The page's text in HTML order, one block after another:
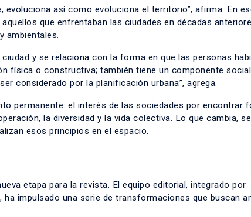
así como evoluciona el territorio”, afirma. En
que enfrentaban las ciudades en décadas
ambientales.
y se relaciona con la forma en que las personas
física o constructiva; también tiene un componente
considerado por la planificación urbana”, agrega.
permanente: el interés de las sociedades por encontrar
la diversidad y la vida colectiva. Lo que cambia,
esos principios en el espacio.
etapa para la revista. El equipo editorial, integrado por
impulsado una serie de transformaciones que buscan